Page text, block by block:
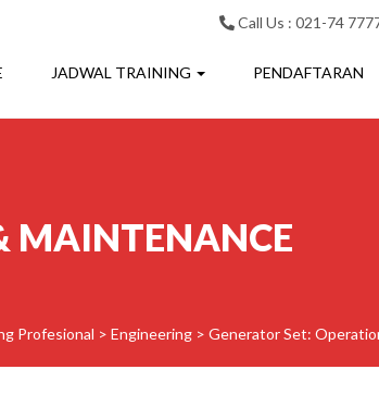
Call Us : 021-74
JADWAL TRAINING PENDAFTARAN
MAINTENANCE
Profesional > Engineering > Generator Set: